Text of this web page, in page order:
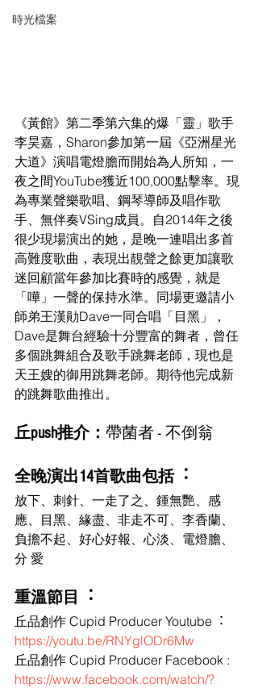
時光檔案
《黃館》第二季第六集的爆「靈」歌手
李昊嘉，Sharon參加第一屆《亞洲星光
大道》演唱電燈膽而開始為人所知，一
夜之間YouTube獲近100,000點擊率。現
為專業聲樂歌唱、鋼琴導師及唱作歌
手、無伴奏VSing成員。自2014年之後
很少現場演出的她，是晚一連唱出多首
高難度歌曲，表現出靚聲之餘更加讓歌
迷回顧當年參加比賽時的感覺，就是
「嘩」一聲的保持水準。同場更邀請小
師弟王漢勛Dave一同合唱「目黑」，
Dave是舞台經驗十分豐富的舞者，曾任
多個跳舞組合及歌手跳舞老師，現也是
天王嫂的御用跳舞老師。期待他完成新
的跳舞歌曲推出。
丘push推介： 帶菌者 - 不倒翁
全晚演出14首歌曲包括︓
放下、刺針、一走了之、鍾無艷、感
應、目黑、緣盡、非走不可、李香蘭、
負擔不起、好心好報、心淡、電燈膽、
分 愛
重溫節目︓
丘品創作 Cupid Producer Youtube︓
https://youtu.be/RNYglODr6Mw
丘品創作 Cupid Producer Facebook :
https://www.facebook.com/watch/?